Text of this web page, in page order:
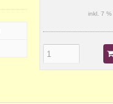
inkl. 7 %